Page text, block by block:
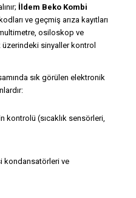
İldem Beko Kombi
ve geçmiş arıza kayıtları
osiloskop ve
üzerindeki sinyaller kontrol
sık görülen elektronik
kontrolü (sıcaklık sensörleri,
kondansatörleri ve